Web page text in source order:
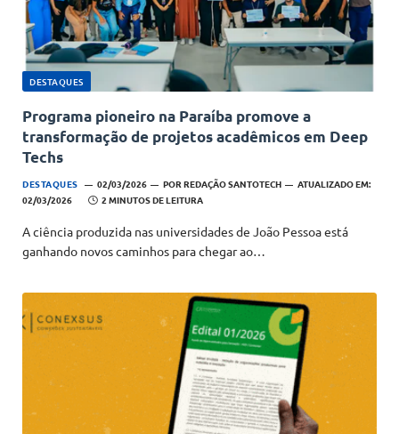
DESTAQUES
Programa pioneiro na Paraíba promove a
transformação de projetos acadêmicos em Deep
Techs
DESTAQUES 02/03/2026 POR REDAÇÃO SANTOTECH
ATUALIZADO EM:
02/03/2026
2 MINUTOS DE LEITURA
A ciência produzida nas universidades de João Pessoa está
ganhando novos caminhos para chegar ao…